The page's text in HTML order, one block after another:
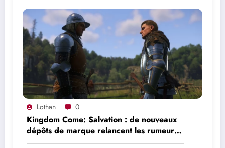
Lothan 0
Kingdom Come: Salvation : de nouveaux
dépôts de marque relancent les rumeurs
d’un mode en ligne